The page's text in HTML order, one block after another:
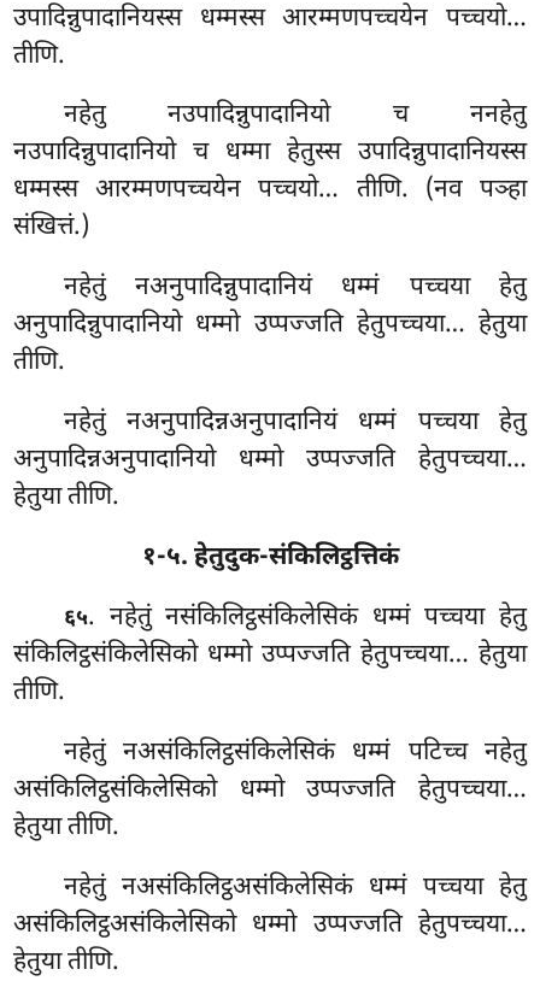
उपादिन्नुपादानियस्स धम्मस्स आरम्मणपच्चयेन पच्चयो…
तीणि.
नहेतु नउपादिन्नुपादानियो च ननहेतु
नउपादिन्नुपादानियो च धम्मा हेतुस्स उपादिन्नुपादानियस्स
धम्मस्स आरम्मणपच्चयेन पच्चयो… तीणि. (नव पञ्हा
संखित्तं.)
नहेतुं नअनुपादिन्नुपादानियं धम्मं पच्चया हेतु
अनुपादिन्नुपादानियो धम्मो उप्पज्जति हेतुपच्चया… हेतुया
तीणि.
नहेतुं नअनुपादिन्नअनुपादानियं धम्मं पच्चया हेतु
अनुपादिन्नअनुपादानियो धम्मो उप्पज्जति हेतुपच्चया…
हेतुया तीणि.
१-५. हेतुदुक-संकिलिट्ठत्तिकं
६५. नहेतुं नसंकिलिट्ठसंकिलेसिकं धम्मं पच्चया हेतु
संकिलिट्ठसंकिलेसिको धम्मो उप्पज्जति हेतुपच्चया… हेतुया
तीणि.
नहेतुं नअसंकिलिट्ठसंकिलेसिकं धम्मं पटिच्च नहेतु
असंकिलिट्ठसंकिलेसिको धम्मो उप्पज्जति हेतुपच्चया…
हेतुया तीणि.
नहेतुं नअसंकिलिट्ठअसंकिलेसिकं धम्मं पच्चया हेतु
असंकिलिट्ठअसंकिलेसिको धम्मो उप्पज्जति हेतुपच्चया…
हेतुया तीणि.